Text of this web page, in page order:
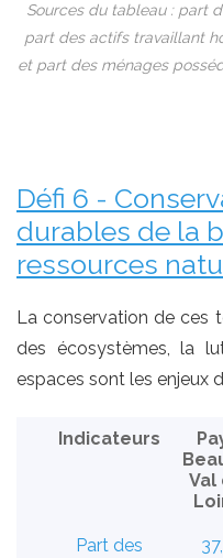
Sources du tableau : part
part des actifs travaillant
et part des ménages
Défi 6 -
durables de la
ressources
La conservation de ces
des écosystèmes, la
espaces sont les enjeux
Indicateurs
Val
Part des